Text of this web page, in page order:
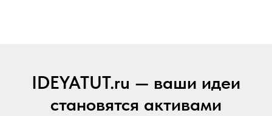
IDEYATUT.ru — ваши идеи
становятся активами